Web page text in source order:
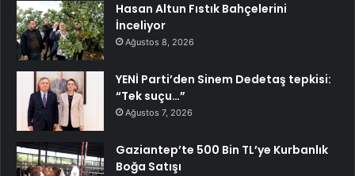
Hasan Altun Fıstık Bahçelerini
İnceliyor
Ağustos 8, 2026
YENİ Parti’den Sinem Dedetaş tepkisi:
“Tek suçu…”
Ağustos 7, 2026
Gaziantep’te 500 Bin TL’ye Kurbanlık
Boğa Satışı